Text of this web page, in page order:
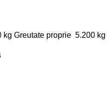
kg Greutate proprie 5.200 kg